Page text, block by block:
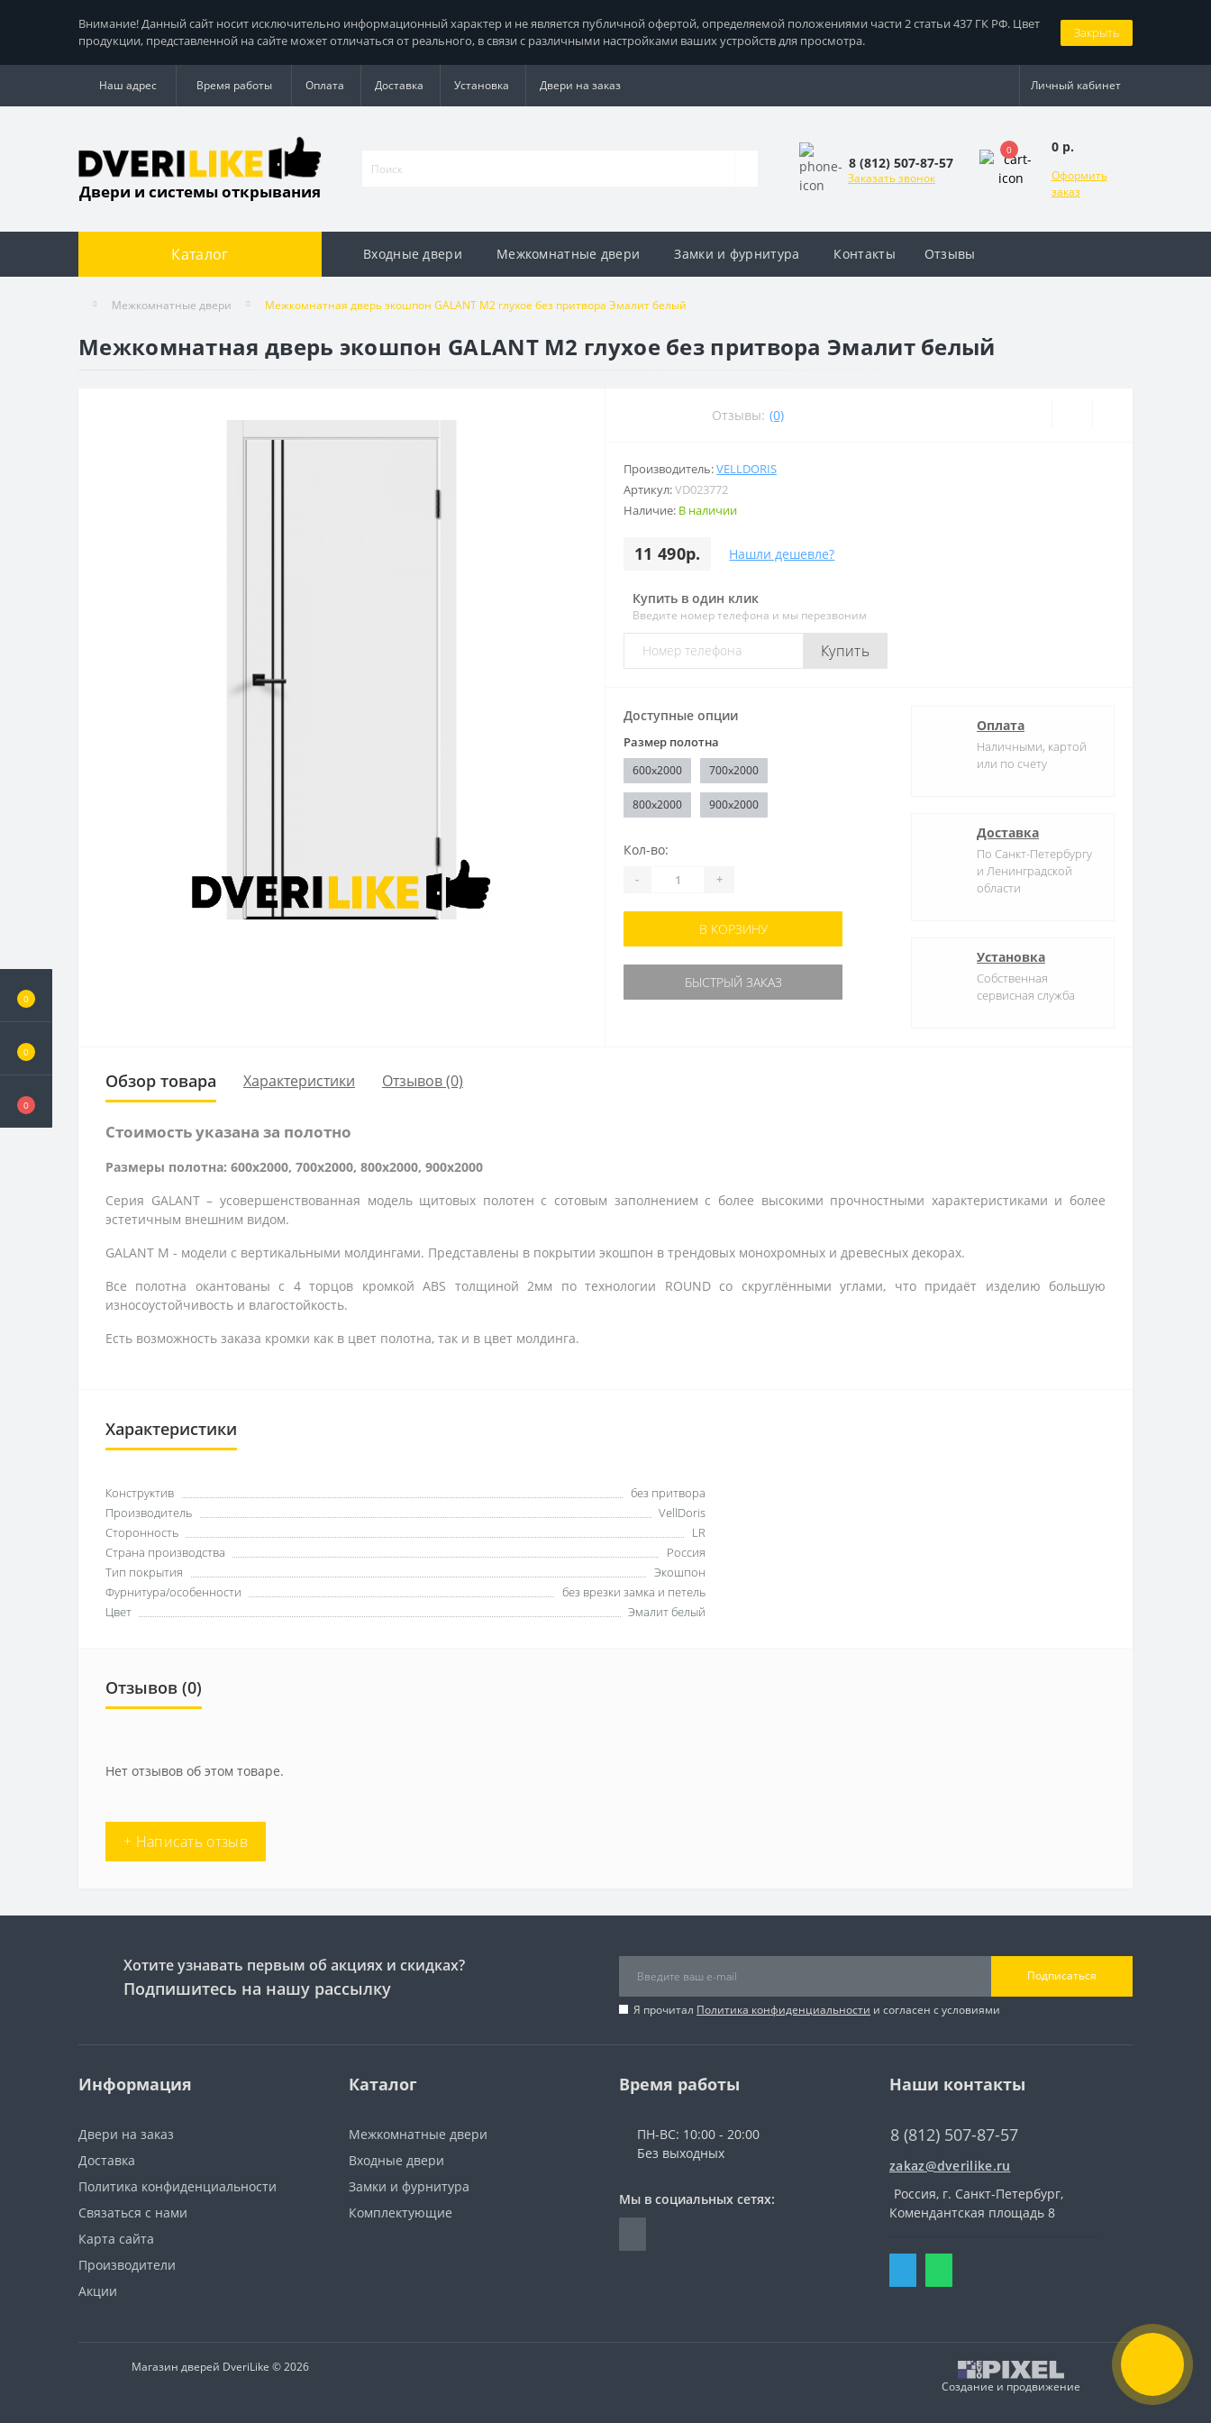
0
0
0
Внимание! Данный сайт носит исключительно информационный характер и не является публичной офертой, определяемой положениями части 2 статьи 437 ГК РФ. Цвет
продукции, представленной на сайте может отличаться от реального, в связи с различными настройками ваших устройств для просмотра.
Закрыть
Наш адрес Время работы Оплата Доставка Установка Двери на заказ Личный кабинет
Двери и системы открывания
8 (812) 507-87-57
Заказать звонок
0 0 р.
Оформить
заказ
Каталог Входные двери Межкомнатные двери Замки и фурнитура Контакты Отзывы
Межкомнатные двери Межкомнатная дверь экошпон GALANT M2 глухое без притвора Эмалит белый
Межкомнатная дверь экошпон GALANT M2 глухое без притвора Эмалит белый
Отзывы: (0)
Производитель:VELLDORIS
Артикул:VD023772
Наличие: В наличии
11 490р. Нашли дешевле?
Купить в один клик
Введите номер телефона и мы перезвоним
Купить
Доступные опции
Размер полотна
600x2000 700x2000
800x2000 900x2000
Кол-во:
- +
В КОРЗИНУ
БЫСТРЫЙ ЗАКАЗ
Оплата
Наличными, картой
или по счету
Доставка
По Санкт-Петербургу
и Ленинградской
области
Установка
Собственная
сервисная служба
Обзор товара Характеристики Отзывов (0)
Стоимость указана за полотно
Размеры полотна: 600x2000, 700x2000, 800x2000, 900x2000
Серия GALANT – усовершенствованная модель щитовых полотен c сотовым заполнением с более высокими прочностными характеристиками и более
эстетичным внешним видом.
GALANT M - модели с вертикальными молдингами. Представлены в покрытии экошпон в трендовых монохромных и древесных декорах.
Все полотна окантованы с 4 торцов кромкой ABS толщиной 2мм по технологии ROUND со скруглёнными углами, что придаёт изделию большую
износоустойчивость и влагостойкость.
Есть возможность заказа кромки как в цвет полотна, так и в цвет молдинга.
Характеристики
Конструктив
без притвора
Производитель
VellDoris
Сторонность
LR
Страна производства
Россия
Тип покрытия
Экошпон
Фурнитура/особенности
без врезки замка и петель
Цвет
Эмалит белый
Отзывов (0)
Нет отзывов об этом товаре.
+ Написать отзыв
Хотите узнавать первым об акциях и скидках?
Подпишитесь на нашу рассылку
Подписаться
Я прочитал Политика конфиденциальности и согласен с условиями
Информация
Двери на заказ
Доставка
Политика конфиденциальности
Связаться с нами
Карта сайта
Производители
Акции
Каталог
Межкомнатные двери
Входные двери
Замки и фурнитура
Комплектующие
Время работы
ПН-ВС: 10:00 - 20:00
Без выходных
Мы в социальных сетях:
Наши контакты
8 (812) 507-87-57
zakaz@dverilike.ru
Россия, г. Санкт-Петербург,
Комендантская площадь 8
Магазин дверей DveriLike © 2026
Создание и продвижение